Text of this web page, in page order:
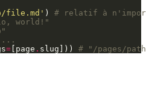
file.md' )
# relatif à
world!"
...
= [ page . slug ])) # "/pages/